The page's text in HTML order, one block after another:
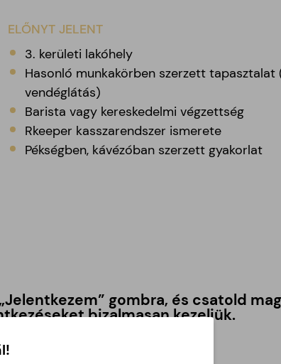
ELŐNYT JELENT
3. kerületi lakóhely
Hasonló munkakörben szerzett tapasztalat
vendéglátás)
Barista vagy kereskedelmi végzettség
Rkeeper kasszarendszer ismerete
Pékségben, kávézóban szerzett gyakorlat
gombra, és csatold
bizalmasan kezeljük.